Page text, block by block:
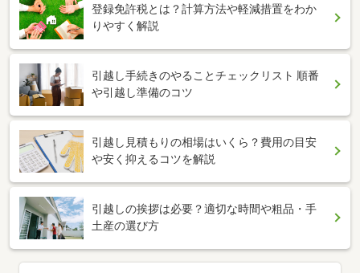
登録免許税とは？計算方法や軽減措置をわか
りやすく解説
引越し手続きのやることチェックリスト 順番
や引越し準備のコツ
引越し見積もりの相場はいくら？費用の目安
や安く抑えるコツを解説
引越しの挨拶は必要？適切な時間や粗品・手
土産の選び方